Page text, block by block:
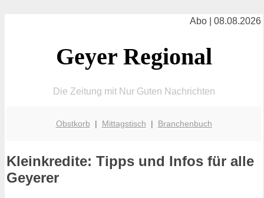
Abo | 08.08.2026
Geyer Regional
Die Zeitung mit Nur Guten Nachrichten
Obstkorb | Mittagstisch | Branchenbuch
Kleinkredite: Tipps und Infos für alle
Geyerer